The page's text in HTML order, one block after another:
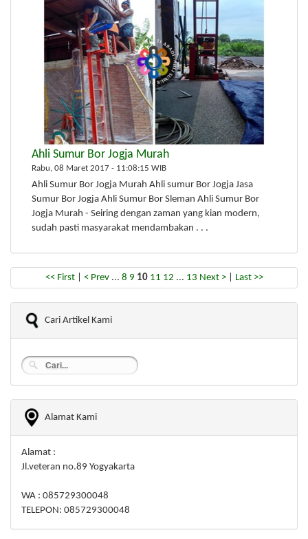
Ahli Sumur Bor Jogja Murah
Rabu, 08 Maret 2017 - 11:08:15 WIB
Ahli Sumur Bor Jogja Murah Ahli sumur Bor Jogja Jasa
Sumur Bor Jogja Ahli Sumur Bor Sleman Ahli Sumur Bor
Jogja Murah - Seiring dengan zaman yang kian modern,
sudah pasti masyarakat mendambakan . . .
<< First| < Prev... 8 9 10 11 12 ... 13 Next > Last >>
Cari Artikel Kami
Alamat Kami
Alamat :
Jl.veteran no.89 Yogyakarta
WA : 085729300048
TELEPON: 085729300048